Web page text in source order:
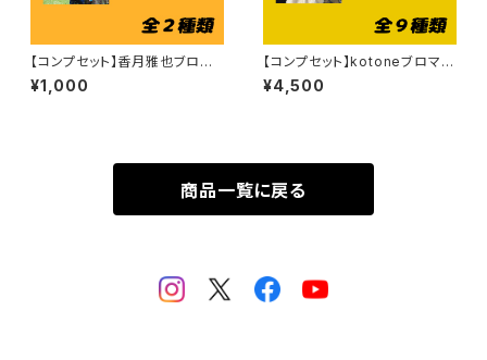
【コンプセット】香月雅也ブロマ
イド
¥1,000
【コンプセット】kotoneブロマイ
ド
¥4,500
商品一覧に戻る